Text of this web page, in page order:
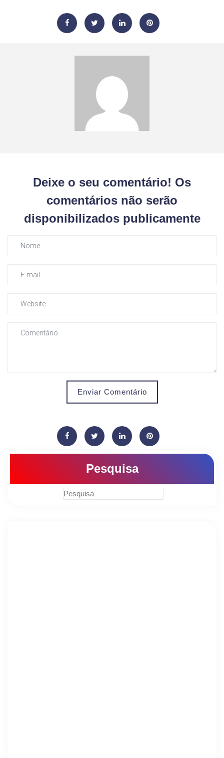
Deixe o seu comentário! Os
comentários não serão
disponibilizados publicamente
Enviar Comentário
Pesquisa